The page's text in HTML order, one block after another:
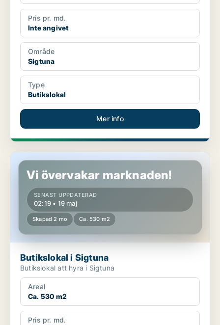
Pris pr. md.
Inte angivet
Område
Sigtuna
Type
Butikslokal
Mer info
Butikslokal i Sigtuna
Vi övervakar marknaden!
SENAST UPPDATERAD
02:19 • 19 maj
Skapad 2 mo Ca. 530 m2
Butikslokal i Sigtuna
Butikslokal att hyra i Sigtuna
Areal
Ca. 530 m2
Pris pr. md.